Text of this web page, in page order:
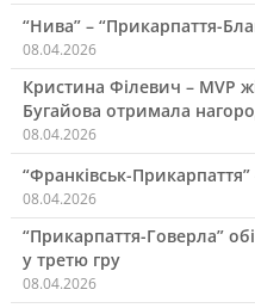
“Нива” – “Прикарпаття-
08.04.2026
Кристина Філевич – MVP
Бугайова отримала
08.04.2026
“Франківськ-
08.04.2026
“Прикарпаття-Говерла”
у третю гру
08.04.2026